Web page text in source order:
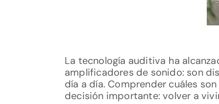
La tecnología auditiva ha
amplificadores de sonido: son
día a día. Comprender cuáles son
decisión importante: volver a